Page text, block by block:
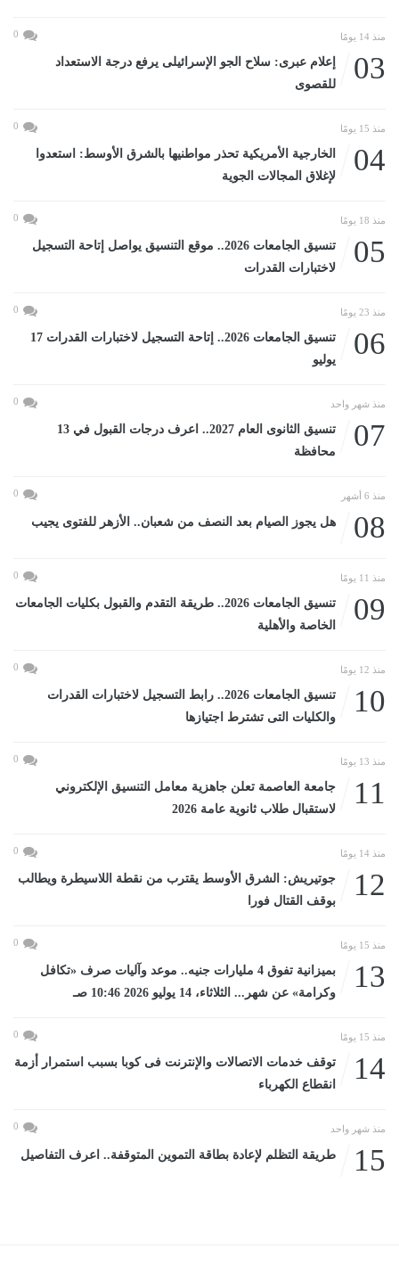
منذ 14 يومًا 0
03
إعلام عبرى: سلاح الجو الإسرائيلى يرفع درجة الاستعداد
للقصوى
منذ 15 يومًا 0
04
الخارجية الأمريكية تحذر مواطنيها بالشرق الأوسط: استعدوا
لإغلاق المجالات الجوية
منذ 18 يومًا 0
05
تنسيق الجامعات 2026.. موقع التنسيق يواصل إتاحة التسجيل
لاختبارات القدرات
منذ 23 يومًا 0
06
تنسيق الجامعات 2026.. إتاحة التسجيل لاختبارات القدرات 17
يوليو
منذ شهر واحد 0
07
تنسيق الثانوى العام 2027.. اعرف درجات القبول في 13
محافظة
منذ 6 أشهر 0
08 هل يجوز الصيام بعد النصف من شعبان.. الأزهر للفتوى يجيب
منذ 11 يومًا 0
09
تنسيق الجامعات 2026.. طريقة التقدم والقبول بكليات الجامعات
الخاصة والأهلية
منذ 12 يومًا 0
10
تنسيق الجامعات 2026.. رابط التسجيل لاختبارات القدرات
والكليات التى تشترط اجتيازها
منذ 13 يومًا 0
11
جامعة العاصمة تعلن جاهزية معامل التنسيق الإلكتروني
لاستقبال طلاب ثانوية عامة 2026
منذ 14 يومًا 0
12
جوتيريش: الشرق الأوسط يقترب من نقطة اللاسيطرة ويطالب
بوقف القتال فورا
منذ 15 يومًا 0
13
بميزانية تفوق 4 مليارات جنيه.. موعد وآليات صرف «تكافل
وكرامة» عن شهر... الثلاثاء، 14 يوليو 2026 10:46 صـ
منذ 15 يومًا 0
14
توقف خدمات الاتصالات والإنترنت فى كوبا بسبب استمرار أزمة
انقطاع الكهرباء
منذ شهر واحد 0
15 طريقة التظلم لإعادة بطاقة التموين المتوقفة.. اعرف التفاصيل